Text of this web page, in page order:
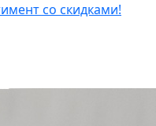
со скидками!